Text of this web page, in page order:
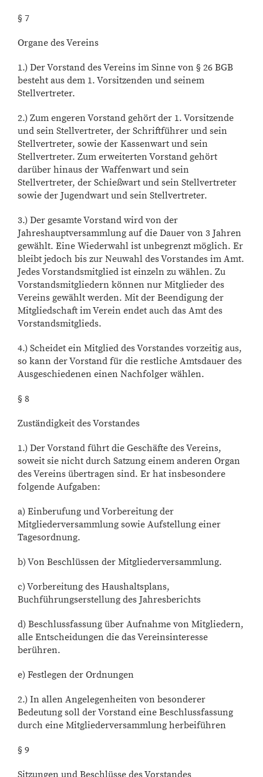
§ 7
Organe des Vereins
1.) Der Vorstand des Vereins im Sinne von § 26 BGB
besteht aus dem 1. Vorsitzenden und seinem
Stellvertreter.
2.) Zum engeren Vorstand gehört der 1. Vorsitzende
und sein Stellvertreter, der Schriftführer und sein
Stellvertreter, sowie der Kassenwart und sein
Stellvertreter. Zum erweiterten Vorstand gehört
darüber hinaus der Waffenwart und sein
Stellvertreter, der Schießwart und sein Stellvertreter
sowie der Jugendwart und sein Stellvertreter.
3.) Der gesamte Vorstand wird von der
Jahreshauptversammlung auf die Dauer von 3 Jahren
gewählt. Eine Wiederwahl ist unbegrenzt möglich. Er
bleibt jedoch bis zur Neuwahl des Vorstandes im Amt.
Jedes Vorstandsmitglied ist einzeln zu wählen. Zu
Vorstandsmitgliedern können nur Mitglieder des
Vereins gewählt werden. Mit der Beendigung der
Mitgliedschaft im Verein endet auch das Amt des
Vorstandsmitglieds.
4.) Scheidet ein Mitglied des Vorstandes vorzeitig aus,
so kann der Vorstand für die restliche Amtsdauer des
Ausgeschiedenen einen Nachfolger wählen.
§ 8
Zuständigkeit des Vorstandes
1.) Der Vorstand führt die Geschäfte des Vereins,
soweit sie nicht durch Satzung einem anderen Organ
des Vereins übertragen sind. Er hat insbesondere
folgende Aufgaben:
a) Einberufung und Vorbereitung der
Mitgliederversammlung sowie Aufstellung einer
Tagesordnung.
b) Von Beschlüssen der Mitgliederversammlung.
c) Vorbereitung des Haushaltsplans,
Buchführungserstellung des Jahresberichts
d) Beschlussfassung über Aufnahme von Mitgliedern,
alle Entscheidungen die das Vereinsinteresse
berühren.
e) Festlegen der Ordnungen
2.) In allen Angelegenheiten von besonderer
Bedeutung soll der Vorstand eine Beschlussfassung
durch eine Mitgliederversammlung herbeiführen
§ 9
Sitzungen und Beschlüsse des Vorstandes